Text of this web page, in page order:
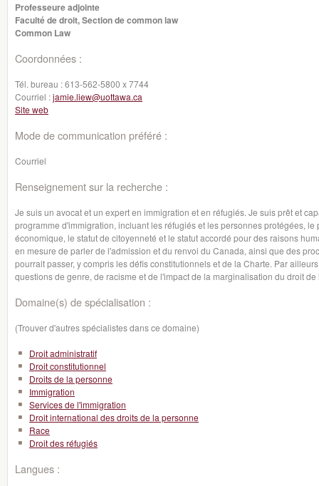
Professeure adjointe
Faculté de droit, Section de common law
Common Law
Coordonnées :
Tél. bureau :613-562-5800 x 7744
Courriel :jamie.liew@uottawa.ca
Site web
Mode de communication préféré :
Courriel
Renseignement sur la recherche :
Je suis un avocat et un expert en immigration et en réfugiés. Je suis prêt et
programme d'immigration, incluant les réfugiés et les personnes protégées,
économique, le statut de citoyenneté et le statut accordé pour des raisons
en mesure de parler de l'admission et du renvoi du Canada, ainsi que des
pourrait passer, y compris les défis constitutionnels et de la Charte. Par
questions de genre, de racisme et de l'impact de la marginalisation du droit
Domaine(s) de spécialisation :
(Trouver d'autres spécialistes dans ce domaine)
Droit administratif
Droit constitutionnel
Droits de la personne
Immigration
Services de l'immigration
Droit international des droits de la personne
Race
Droit des réfugiés
Langues :